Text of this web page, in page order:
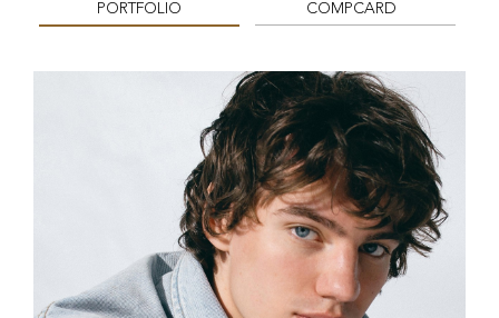
PORTFOLIO COMPCARD